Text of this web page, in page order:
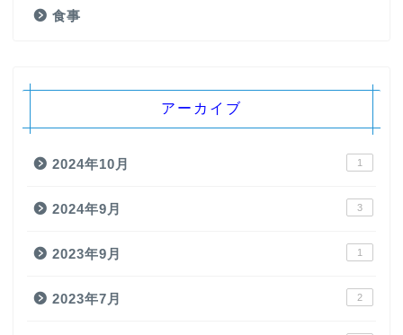
食事
アーカイブ
2024年10月 1
2024年9月 3
2023年9月 1
2023年7月 2